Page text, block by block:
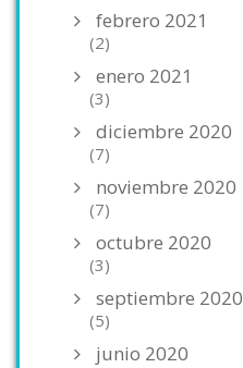
febrero 2021
(2)
enero 2021
(3)
diciembre 2020
(7)
noviembre 2020
(7)
octubre 2020
(3)
septiembre 2020
(5)
junio 2020